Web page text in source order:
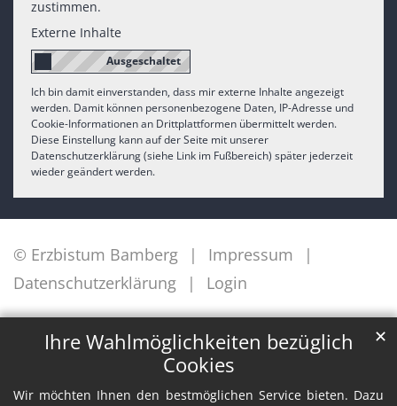
Ihre Wahlmöglichkeiten bezüglich
Cookies
Wir möchten Ihnen den bestmöglichen Service bieten. Dazu
✕
zustimmen.
Externe Inhalte
Ich bin damit einverstanden, dass mir externe Inhalte angezeigt
werden. Damit können personenbezogene Daten, IP-Adresse und
Cookie-Informationen an Drittplattformen übermittelt werden.
Diese Einstellung kann auf der Seite mit unserer
Datenschutzerklärung (siehe Link im Fußbereich) später jederzeit
wieder geändert werden.
© Erzbistum Bamberg
Impressum
Datenschutzerklärung
Login